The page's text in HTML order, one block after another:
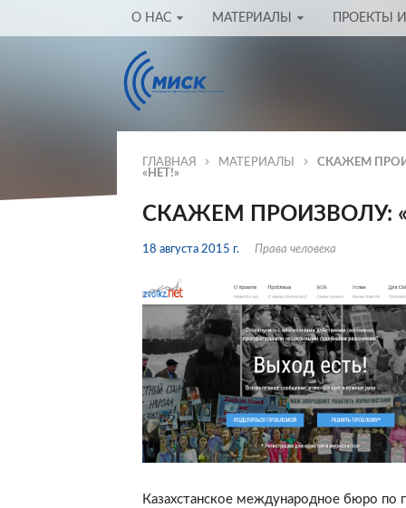
О НАС МАТЕРИАЛЫ ПРОЕКТЫ
ГЛАВНАЯ МАТЕРИАЛЫ
СКАЖЕМ
«НЕТ!»
СКАЖЕМ ПРОИЗВОЛУ:
18 августа 2015 г. Права человека
Казахстанское международное бюро по